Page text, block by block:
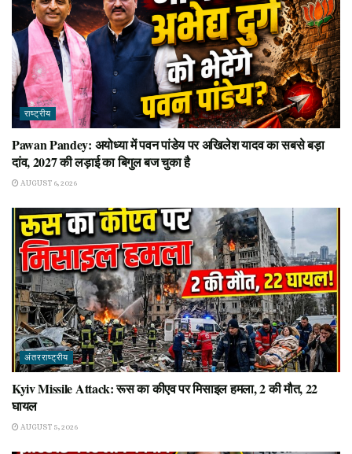
राष्ट्रीय
Pawan Pandey: अयोध्या में पवन पांडेय पर अखिलेश यादव का सबसे बड़ा
दांव, 2027 की लड़ाई का बिगुल बज चुका है
AUGUST 6, 2026
अंतरराष्ट्रीय
Kyiv Missile Attack: रूस का कीएव पर मिसाइल हमला, 2 की मौत, 22
घायल
AUGUST 5, 2026